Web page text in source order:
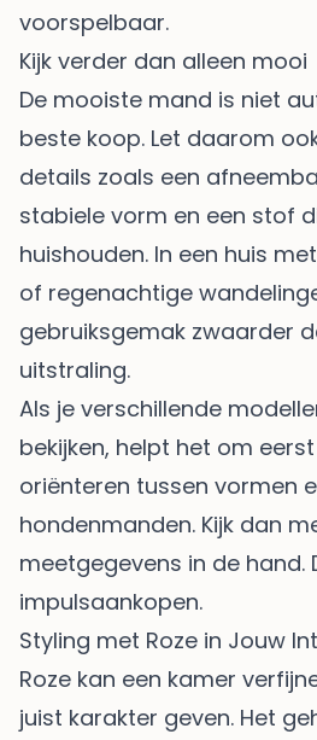
voorspelbaar.
Kijk verder dan alleen mooi
De mooiste mand is niet
beste koop. Let daarom
details zoals een
stabiele vorm en een stof
huishouden. In een huis
of regenachtige
gebruiksgemak zwaarder
uitstraling.
Als je verschillende
bekijken, helpt het om
oriënteren tussen vormen
hondenmanden. Kijk dan
meetgegevens in de hand.
impulsaankopen.
Styling met Roze in Jouw
Roze kan een kamer
juist karakter geven. Het